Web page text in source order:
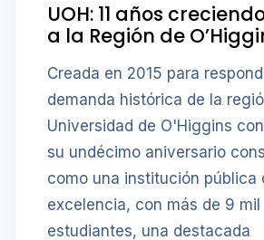
UOH: 11 años
a la Región de
Creada en 2015 para
demanda histórica de la
Universidad de O'Higgins
su undécimo aniversario
como una institución pública
excelencia, con más de 9 mil
estudiantes, una destacada